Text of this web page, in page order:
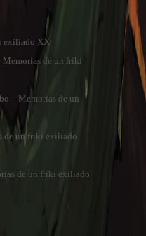
exiliado XX
Memorias de un friki
– Memorias de un
de un friki exiliado
de un friki exiliado